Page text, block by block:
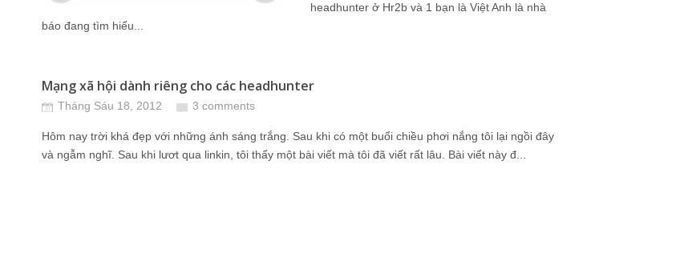
headhunter ở Hr2b và 1 bạn là Việt Anh là nhà
báo đang tìm hiểu...
Mạng xã hội dành riêng cho các headhunter
Tháng Sáu 18, 2012 3 comments
Hôm nay trời khá đẹp với những ánh sáng trắng. Sau khi có một buổi chiều phơi nắng tôi lại ngồi đây
và ngẫm nghĩ. Sau khi lươt qua linkin, tôi thấy một bài viết mà tôi đã viết rất lâu. Bài viết này đ...